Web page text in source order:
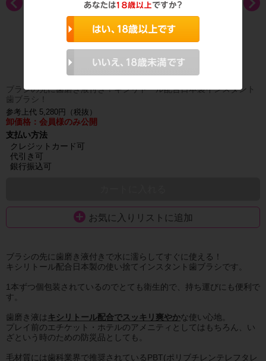
ブラシの先に歯磨き液付き！キシリトール配合日本製インスタント
歯ブラシ！
参考上代 5,280円（税抜）
卸価格：会員様のみ公開
支払い方法
クレジットカード可
代引き可
銀行振込可
お気に入りリストに追加
ブラシの先に歯磨き液付きで水に濡らしてすぐに使える！
キシリトール配合日本製の使い捨てインスタント歯ブラシです。
1本ずつ個包装されているのでとても衛生的で、持ち運びにも便利で
す。
歯磨き液は キシリトール配合でスッキリ爽やかな使い心地。
プレイ前のエチケット・ホテルのアメニティとしてはもちろん、い
ざという時のための防災品としても。
毛材質には歯科業界で推奨されているPBT(ポリブチレンテレフタレ